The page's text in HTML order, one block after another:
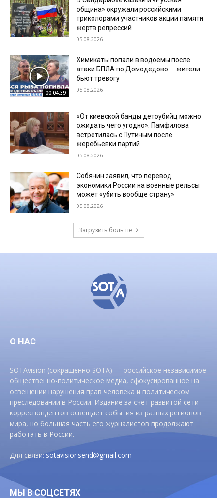
община» окружали российскими
триколорами участников акции памяти
жертв репрессий
05.08.2026
00:04:39
Химикаты попали в водоемы после
атаки БПЛА по Домодедово — жители
бьют тревогу
05.08.2026
«От киевской банды детоубийц можно
ожидать чего угодно». Памфилова
встретилась с Путиным после
жеребьевки партий
05.08.2026
Собянин заявил, что перевод
экономики России на военные рельсы
может «убить вообще страну»
05.08.2026
Загрузить больше
О НАС
SOTAvision (сокращенно SOTA) — российское независимое
общественно-политическое медиа, сфокусированное на
освещении нарушения прав человека и политическом
преследовании в России. Издание за счет развитой сети
корреспондентов освещает события из разных регионов
мира, но большая часть его журналистов продолжают
работать в России.
Для связи:sotavisionsend@gmail.com
МЫ В СОЦСЕТЯХ